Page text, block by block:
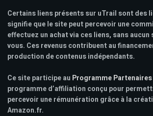
Certains liens présents sur uTrail sont des
signifie que le site peut percevoir une
effectuez un achat via ces liens, sans
vous. Ces revenus contribuent au
production de contenus indépendants.
Ce site participe au Programme Partenaires
programme d’affiliation conçu pour
percevoir une rémunération grâce à la
Amazon.fr.